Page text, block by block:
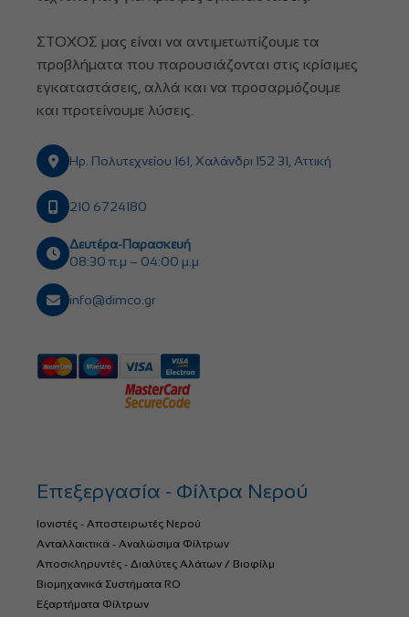
ΣΤΟΧΟΣ μας είναι να αντιμετωπίζουμε τα
προβλήματα που παρουσιάζονται στις κρίσιμες
εγκαταστάσεις, αλλά και να προσαρμόζουμε
και προτείνουμε λύσεις.
Ηρ. Πολυτεχνείου 161, Χαλάνδρι 152 31, Αττική
210 6724180
Δευτέρα-Παρασκευή
08:30 π.μ – 04:00 μ.μ
info@dimco.gr
Επεξεργασία - Φίλτρα Νερού
Ιονιστές - Αποστειρωτές Νερού
Ανταλλακτικά - Αναλώσιμα Φίλτρων
Αποσκληρυντές - Διαλύτες Αλάτων / Βιοφίλμ
Βιομηχανικά Συστήματα RO
Εξαρτήματα Φίλτρων